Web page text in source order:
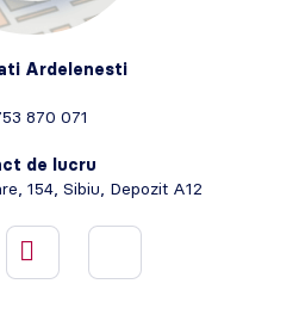
Ardelenesti
870 071
de lucru
154, Sibiu, Depozit A12